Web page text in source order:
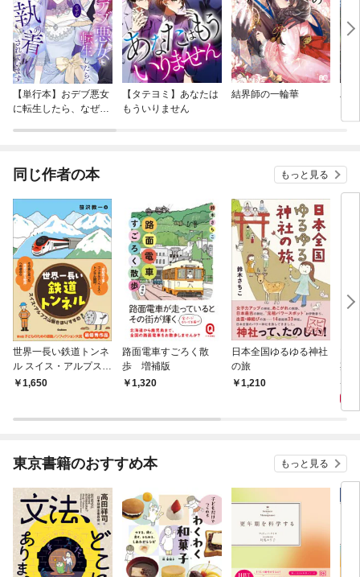
【単行本】おデブ悪女
に転生したら、なぜか
【タテヨミ】あなたは
もういりません
結界師の一輪華
バ
今
同じ作者の本 もっと見る
世界一長い鉄道トンネ
ル スイス・アルプス山
脈をほりすすむ
1,650
路面電車すごろく散
歩 増補版
1,320
日本全国ゆるゆる神社
の旅
1,210
期
格
好
東京書籍のおすすめ本 もっと見る